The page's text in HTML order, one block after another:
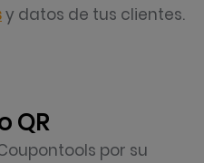
y datos de tus clientes.
QR
por su